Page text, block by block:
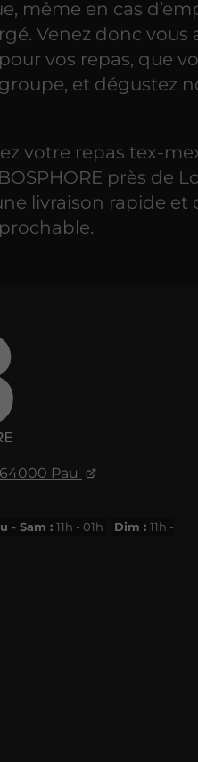
même en cas
Venez donc vous
vos repas, que
et dégustez
votre repas tex-
près de
livraison rapide et
64000 Pau
- Sam : 11h - 01h Dim :11h -